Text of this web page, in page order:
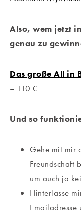
Also, wem jetzt
genau zu
Das große All in
– 110 €
Und so
Gehe mit mir
Freundschaft
um auch ja
Hinterlasse
Emailadresse